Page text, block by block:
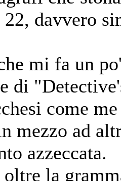
davvero
mi fa un
di
come
mezzo ad
azzeccata.
la